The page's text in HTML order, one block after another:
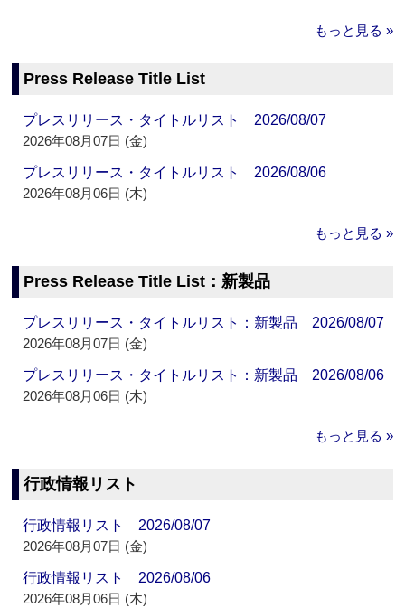
もっと見る »
Press Release Title List
プレスリリース・タイトルリスト 2026/08/07
2026年08月07日 (金)
プレスリリース・タイトルリスト 2026/08/06
2026年08月06日 (木)
もっと見る »
Press Release Title List：新製品
プレスリリース・タイトルリスト：新製品 2026/08/07
2026年08月07日 (金)
プレスリリース・タイトルリスト：新製品 2026/08/06
2026年08月06日 (木)
もっと見る »
行政情報リスト
行政情報リスト 2026/08/07
2026年08月07日 (金)
行政情報リスト 2026/08/06
2026年08月06日 (木)